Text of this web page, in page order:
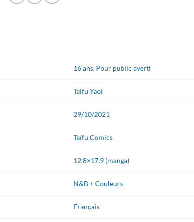
16 ans, Pour public averti
Taifu Yaoi
29/10/2021
Taïfu Comics
12.8×17.9 (manga)
N&B + Couleurs
Français